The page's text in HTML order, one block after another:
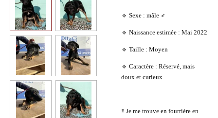
🔹 Sexe : mâle ♂️
🔹 Naissance estimée : Mai 2022
🔹 Taille : Moyen
🔹 Caractère : Réservé, mais
doux et curieux
‼️ Je me trouve en fourrière en